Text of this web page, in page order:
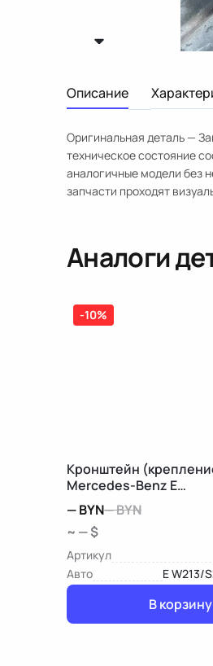
Описание
Оригинальная деталь —
техническое состояние
аналогичные модели без
запчасти проходят
Аналоги
-10%
Кронштейн
Mercedes-Benz E
W213/S213/C238/A238
—BYN—BYN
~ — $
Артикул
Авто
E W213/
В корзину